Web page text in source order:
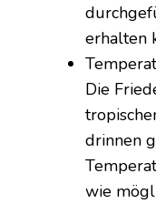
erhalten
Die
drinnen
wie